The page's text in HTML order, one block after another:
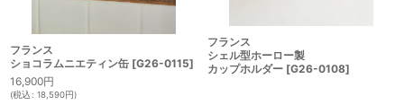
フランス
ショコラムニエティン缶 [G26-0115]
16,900円
(税込: 18,590円)
フランス
シェル型ホーロー製
カップホルダー [G26-0108]